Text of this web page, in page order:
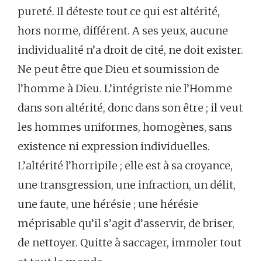
pureté. Il déteste tout ce qui est altérité,
hors norme, différent. A ses yeux, aucune
individualité n’a droit de cité, ne doit exister.
Ne peut être que Dieu et soumission de
l’homme à Dieu. L’intégriste nie l’Homme
dans son altérité, donc dans son être ; il veut
les hommes uniformes, homogènes, sans
existence ni expression individuelles.
L’altérité l’horripile ; elle est à sa croyance,
une transgression, une infraction, un délit,
une faute, une hérésie ; une hérésie
méprisable qu’il s’agit d’asservir, de briser,
de nettoyer. Quitte à saccager, immoler tout